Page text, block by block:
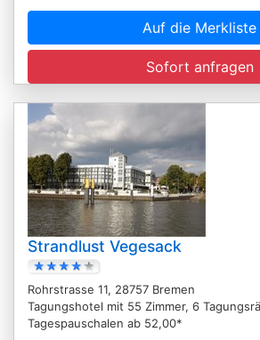
Auf die Merkliste
Sofort anfragen
Strandlust Vegesack
Rohrstrasse 11, 28757 Bremen
Tagungshotel mit 55 Zimmer, 6
Tagespauschalen ab 52,00*